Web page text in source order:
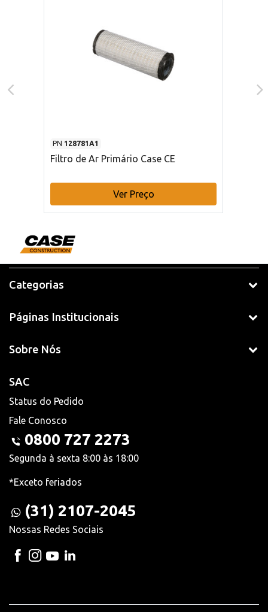
PN 128781A1
Filtro de Ar Primário Case CE
Ver Preço
Categorias
Páginas Institucionais
Sobre Nós
SAC
Status do Pedido
Fale Conosco
0800 727 2273
Segunda à sexta 8:00 às 18:00
*Exceto feriados
(31) 2107-2045
Nossas Redes Sociais